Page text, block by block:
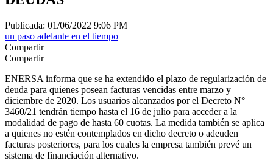
Publicada: 01/06/2022 9:06 PM
un paso adelante en el tiempo
Compartir
Compartir
ENERSA informa que se ha extendido el plazo de regularización de
deuda para quienes posean facturas vencidas entre marzo y
diciembre de 2020. Los usuarios alcanzados por el Decreto N°
3460/21 tendrán tiempo hasta el 16 de julio para acceder a la
modalidad de pago de hasta 60 cuotas. La medida también se aplica
a quienes no estén contemplados en dicho decreto o adeuden
facturas posteriores, para los cuales la empresa también prevé un
sistema de financiación alternativo.